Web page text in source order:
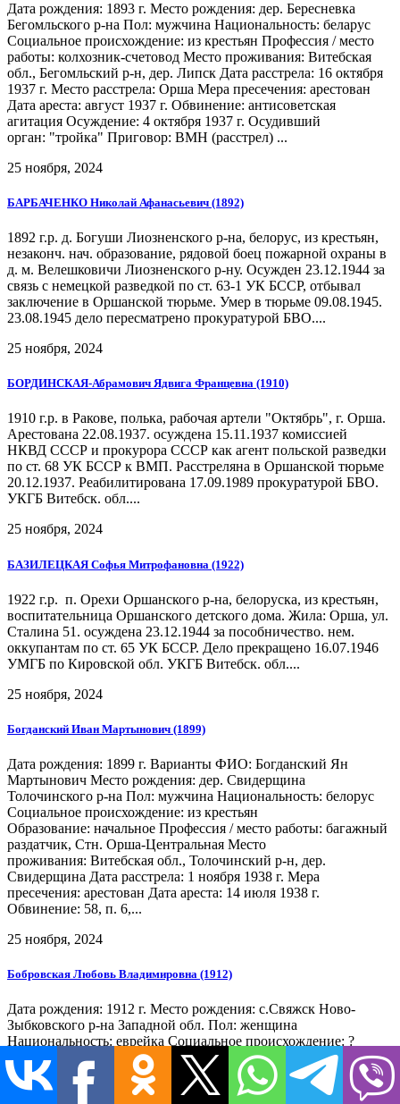
Дата рождения: 1893 г. Место рождения: дер. Бересневка
Бегомльского р-на Пол: мужчина Национальность: беларус
Социальное происхождение: из крестьян Профессия / место
работы: колхозник-счетовод Место проживания: Витебская
обл., Бегомльский р-н, дер. Липск Дата расстрела: 16 октября
1937 г. Место расстрела: Орша Мера пресечения: арестован
Дата ареста: август 1937 г. Обвинение: антисоветская
агитация Осуждение: 4 октября 1937 г. Осудивший
орган: "тройка" Приговор: ВМН (расстрел) ...
25 ноября, 2024
БАРБАЧЕНКО Николай Афанасьевич (1892)
1892 г.р. д. Богуши Лиозненского р-на, белорус, из крестьян,
незаконч. нач. образование, рядовой боец пожарной охраны в
д. м. Велешковичи Лиозненского р-ну. Осужден 23.12.1944 за
связь с немецкой разведкой по ст. 63-1 УК БССР, отбывал
заключение в Оршанской тюрьме. Умер в тюрьме 09.08.1945.
23.08.1945 дело пересматрено прокуратурой БВО....
25 ноября, 2024
БОРДИНСКАЯ-Абрамович Ядвига Францевна (1910)
1910 г.р. в Ракове, полька, рабочая артели "Октябрь", г. Орша.
Арестована 22.08.1937. осуждена 15.11.1937 комиссией
НКВД СССР и прокурора СССР как агент польской разведки
по ст. 68 УК БССР к ВМП. Расстреляна в Оршанской тюрьме
20.12.1937. Реабилитирована 17.09.1989 прокуратурой БВО.
УКГБ Витебск. обл....
25 ноября, 2024
БАЗИЛЕЦКАЯ Софья Митрофановна (1922)
1922 г.р. п. Орехи Оршанского р-на, белоруска, из крестьян,
воспитательница Оршанского детского дома. Жила: Орша, ул.
Сталина 51. осуждена 23.12.1944 за пособничество. нем.
оккупантам по ст. 65 УК БССР. Дело прекращено 16.07.1946
УМГБ по Кировской обл. УКГБ Витебск. обл....
25 ноября, 2024
Богданский Иван Мартынович (1899)
Дата рождения: 1899 г. Варианты ФИО: Богданский Ян
Мартынович Место рождения: дер. Свидерщина
Толочинского р-на Пол: мужчина Национальность: белорус
Социальное происхождение: из крестьян
Образование: начальное Профессия / место работы: багажный
раздатчик, Стн. Орша-Центральная Место
проживания: Витебская обл., Толочинский р-н, дер.
Свидерщина Дата расстрела: 1 ноября 1938 г. Мера
пресечения: арестован Дата ареста: 14 июля 1938 г.
Обвинение: 58, п. 6,...
25 ноября, 2024
Бобровская Любовь Владимировна (1912)
Дата рождения: 1912 г. Место рождения: с.Свяжск Ново-
Зыбковского р-на Западной обл. Пол: женщина
Национальность: еврейка Социальное происхождение: ?
другие Образование: н/среднее Профессия / место
работы: домохозяйка Место проживания: Витебская обл.,
Оршанский р-н, Орша ул. Кирова 68 Дата ареста: 17 октября